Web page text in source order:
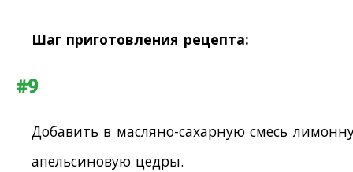
Шаг приготовления рецепта:
#9
Добавить в масляно-сахарную смесь
апельсиновую цедры.